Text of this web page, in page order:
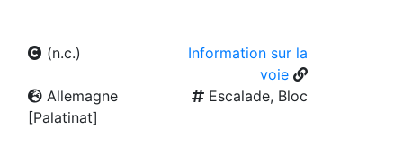
(n.c.)
Information sur la
voie
Allemagne
[Palatinat]
Escalade, Bloc